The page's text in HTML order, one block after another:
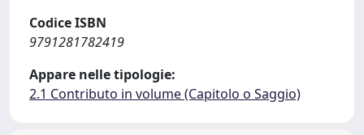
Codice ISBN
9791281782419
Appare nelle tipologie:
2.1 Contributo in volume (Capitolo o Saggio)